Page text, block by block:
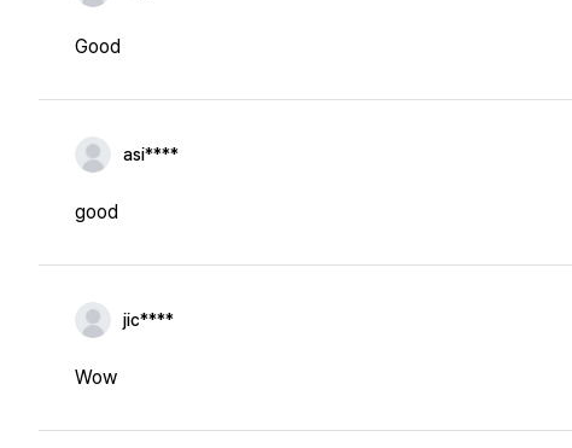
Good
asi****
good
jic****
Wow